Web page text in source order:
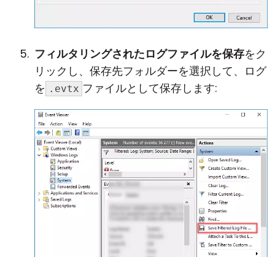
フィルタリングされたログファイルを保存をク
リックし、保存先フォルダーを選択して、ログ
を .evtx ファイルとして保存します: